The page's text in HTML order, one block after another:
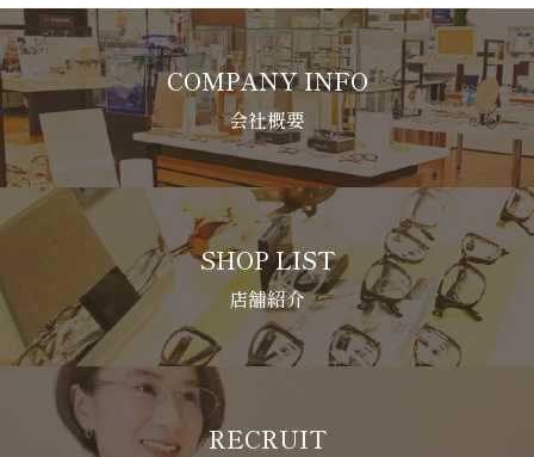
COMPANY INFO
会社概要
SHOP LIST
店舗紹介
RECRUIT